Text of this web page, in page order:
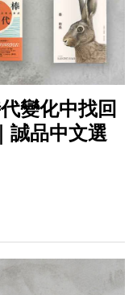
變化中找回
誠品中文選